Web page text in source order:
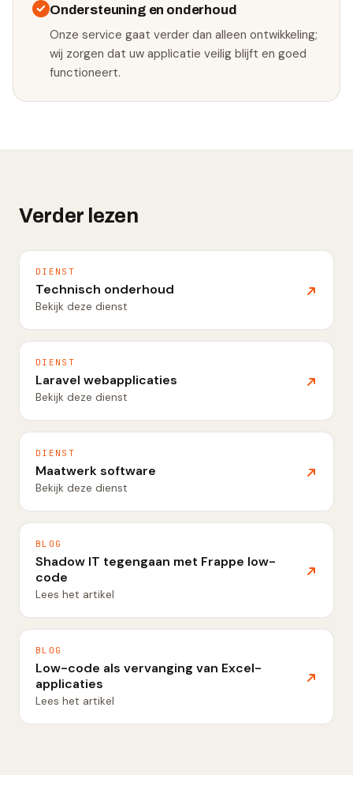
Ondersteuning en onderhoud
Onze service gaat verder dan alleen ontwikkeling;
wij zorgen dat uw applicatie veilig blijft en goed
functioneert.
Verder lezen
DIENST
Technisch onderhoud
Bekijk deze dienst
DIENST
Laravel webapplicaties
Bekijk deze dienst
DIENST
Maatwerk software
Bekijk deze dienst
BLOG
Shadow IT tegengaan met Frappe low-
code
Lees het artikel
BLOG
Low-code als vervanging van Excel-
applicaties
Lees het artikel